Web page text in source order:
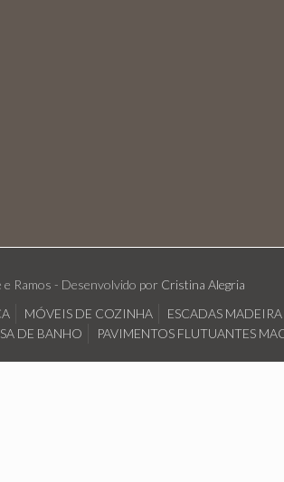
Ramos - Desenvolvido por Cristina Alegria
MÓVEIS DE COZINHA
ESCADAS MADEIRA
DE BANHO PAVIMENTOS FLUTUANTES